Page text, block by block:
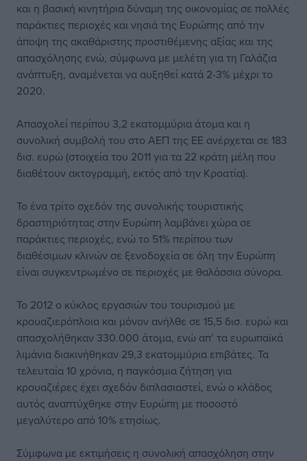
και η βασική κινητήρια δύναμη της οικονομίας σε πολλές
παράκτιες περιοχές και νησιά της Ευρώπης από την
άποψη της ακαθάριστης προστιθέμενης αξίας και της
απασχόλησης ενώ, σύμφωνα με μελέτη για τη Γαλάζια
ανάπτυξη, αναμένεται να αυξηθεί κατά 2-3% μέχρι το
2020.
Απασχολεί περίπου 3,2 εκατομμύρια άτομα και η
συνολική συμβολή του στο ΑΕΠ της ΕΕ ανέρχεται σε 183
δισ. ευρώ (στοιχεία του 2011 για τα 22 κράτη μέλη που
διαθέτουν ακτογραμμή, εκτός από την Κροατία).
Το ένα τρίτο σχεδόν της συνολικής τουριστικής
δραστηριότητας στην Ευρώπη λαμβάνει χώρα σε
παράκτιες περιοχές, ενώ το 51% περίπου των
διαθέσιμων κλινών σε ξενοδοχεία σε όλη την Ευρώπη
είναι συγκεντρωμένο σε περιοχές με θαλάσσια σύνορα.
Το 2012 ο κύκλος εργασιών του τουρισμού με
κρουαζιερόπλοια και μόνον ανήλθε σε 15,5 δισ. ευρώ και
απασχολήθηκαν 330.000 άτομα, ενώ απ’ τα ευρωπαϊκά
λιμάνια διακινήθηκαν 29,3 εκατομμύρια επιβάτες. Τα
τελευταία 10 χρόνια, η παγκόσμια ζήτηση για
κρουαζιέρες έχει σχεδόν διπλασιαστεί, ενώ ο κλάδος
αυτός αναπτύχθηκε στην Ευρώπη με ποσοστό
μεγαλύτερο από 10% ετησίως.
Σύμφωνα με εκτιμήσεις η συνολική απασχόληση στην